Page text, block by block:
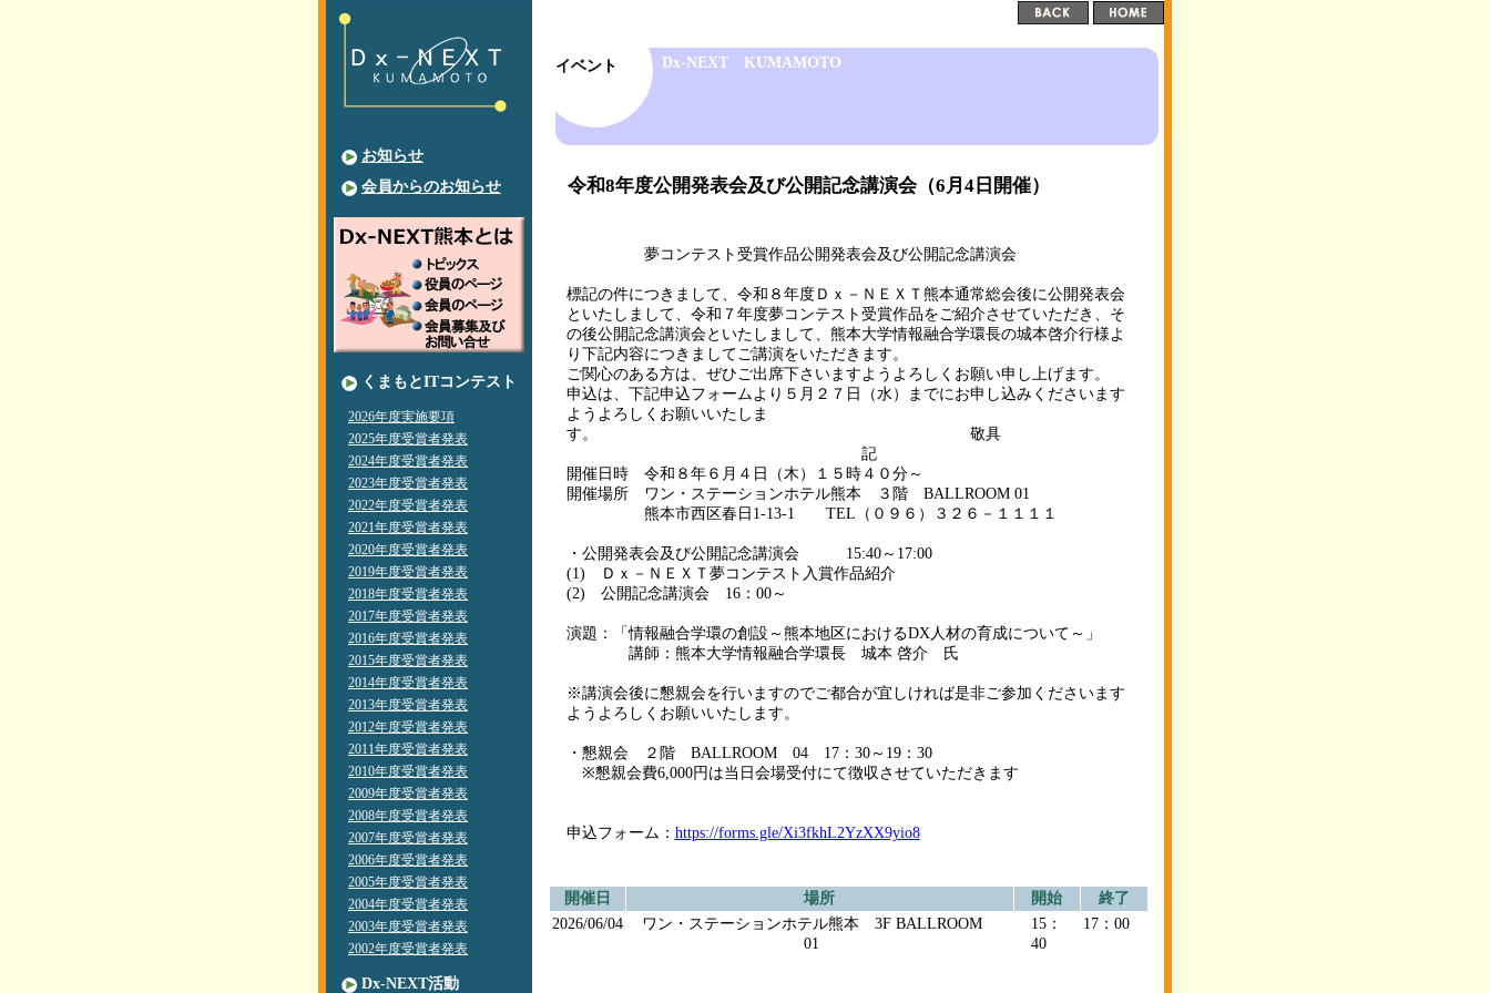
お知らせ
会員からのお知らせ
くまもとITコンテスト
2026年度実施要項
2025年度受賞者発表
2024年度受賞者発表
2023年度受賞者発表
2022年度受賞者発表
2021年度受賞者発表
2020年度受賞者発表
2019年度受賞者発表
2018年度受賞者発表
2017年度受賞者発表
2016年度受賞者発表
2015年度受賞者発表
2014年度受賞者発表
2013年度受賞者発表
2012年度受賞者発表
2011年度受賞者発表
2010年度受賞者発表
2009年度受賞者発表
2008年度受賞者発表
2007年度受賞者発表
2006年度受賞者発表
2005年度受賞者発表
2004年度受賞者発表
2003年度受賞者発表
2002年度受賞者発表
Dx-NEXT活動
Dx-NEXT KUMAMOTO
イベント
令和8年度公開発表会及び公開記念講演会（6月4日開催）
夢コンテスト受賞作品公開発表会及び公開記念講演会
標記の件につきまして、令和８年度Ｄｘ－ＮＥＸＴ熊本通常総会後に公開発表会
といたしまして、令和７年度夢コンテスト受賞作品をご紹介させていただき、そ
の後公開記念講演会といたしまして、熊本大学情報融合学環長の城本啓介行様よ
り下記内容につきましてご講演をいただきます。
ご関心のある方は、ぜひご出席下さいますようよろしくお願い申し上げます。
申込は、下記申込フォームより５月２７日（水）までにお申し込みくださいます
ようよろしくお願いいたしま
す。 敬具
記
開催日時 令和８年６月４日（木）１５時４０分～
開催場所 ワン・ステーションホテル熊本 ３階 BALLROOM 01
熊本市西区春日1-13-1 TEL（０９６）３２６－１１１１
・公開発表会及び公開記念講演会 15:40～17:00
(1) Ｄｘ－ＮＥＸＴ夢コンテスト入賞作品紹介
(2) 公開記念講演会 16：00～
演題：「情報融合学環の創設～熊本地区におけるDX人材の育成について～」
講師：熊本大学情報融合学環長 城本 啓介 氏
※講演会後に懇親会を行いますのでご都合が宜しければ是非ご参加くださいます
ようよろしくお願いいたします。
・懇親会 ２階 BALLROOM 04 17：30～19：30
※懇親会費6,000円は当日会場受付にて徴収させていただきます
申込フォーム： https://forms.gle/Xi3fkhL2YzXX9yio8
開催日 場所 開始
終了
2026/06/04
ワン・ステーションホテル熊本 3F BALLROOM
01
15：
40
17：00